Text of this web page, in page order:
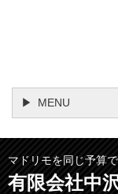
MENU
マドリモを同じ予算
有限会社中